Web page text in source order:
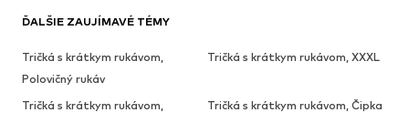
ĎALŠIE ZAUJÍMAVÉ TÉMY
Tričká s krátkym rukávom,
Polovičný rukáv
Tričká s krátkym rukávom, XXXL
Tričká s krátkym rukávom,
Tričká s krátkym rukávom, Čipka